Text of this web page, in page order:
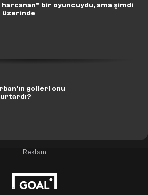
bir oyuncuydu, ama şimdi
üzerinde
golleri onu